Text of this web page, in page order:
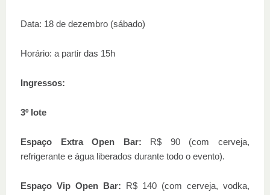
Data: 18 de dezembro (sábado)
Horário: a partir das 15h
Ingressos:
3º lote
Espaço Extra Open Bar: R$ 90 (com cerveja,
refrigerante e água liberados durante todo o evento).
Espaço Vip Open Bar:
R$ 140 (com cerveja, vodka,